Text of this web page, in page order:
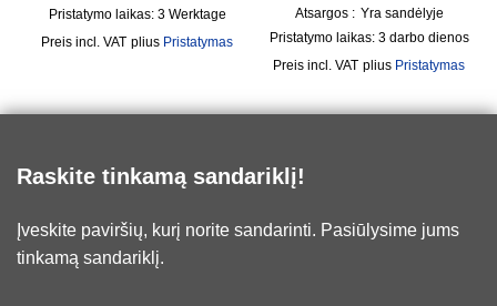
Pristatymo laikas: 3 Werktage
incl. VAT plius Pristatymas
Atsargos : Yra sandėlyje
Pristatymo laikas: 3 darbo dienos
incl. VAT plius Pristatymas
Raskite tinkamą sandariklį!
Įveskite paviršių, kurį norite sandarinti. Pasiūlysime jums
tinkamą sandariklį.